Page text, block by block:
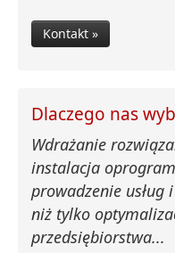
Kontakt »
Dlaczego nas
Wdrażanie
instalacja
prowadzenie usług
niż tylko
przedsiębiorstwa...